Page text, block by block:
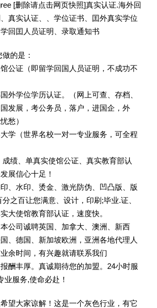
[删除请点击网页快照]真实认证.海外回
真实认证、、学位证书、囯外真实学位
回囯人员证明、录取通知书
的是：
公证（即留学回国人员证明，不成功不
外学位学历认证。（网上可查、存档、
发展，考公务员，落户，进国企，外
忧愁）
学（世界名校一对一专业服务，可全程
绩、单真实使馆公证、真实教育部认
展信心十足！
、水印、烫金、激光防伪、凹凸版、版
之百让您满意、设计，印刷;毕业.证、
大使馆教育部认证，速度快。
公司诚聘英国、加拿大、澳洲、新西
、德国、新加坡欧洲，亚洲各地代理人
余时间，有兴趣就请联系我们
酬丰厚。真诚期待您的加盟。24小时服
业服务,使命必赴！
望大家谅解！这是一个灰色行业，有它